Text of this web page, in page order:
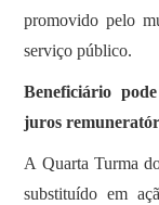
promovido pelo
serviço público.
Beneficiário
juros
​​A Quarta Turma
substituído em